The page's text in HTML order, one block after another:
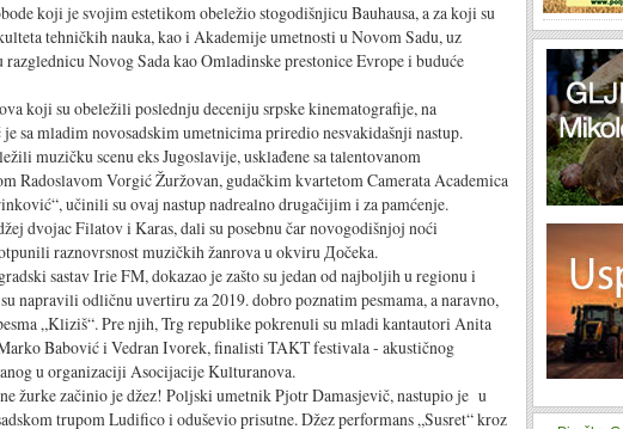
je svojim estetikom obeležio stogodišnjicu Bauhausa, a za koji su
tehničkih nauka, kao i Akademije umetnosti u Novom Sadu, uz
Novog Sada kao Omladinske prestonice Evrope i buduće
su obeležili poslednju deceniju srpske kinematografije, na
sa mladim novosadskim umetnicima priredio nesvakidašnji nastup.
muzičku scenu eks Jugoslavije, usklađene sa talentovanom
Radoslavom Vorgić Žuržovan, gudačkim kvartetom Camerata Academica
učinili su ovaj nastup nadrealno drugačijim i za pamćenje.
Filatov i Karas, dali su posebnu čar novogodišnjoj noći
raznovrsnost muzičkih žanrova u okviru Доčeka.
Irie FM, dokazao je zašto su jedan od najboljih u regionu i
napravili odličnu uvertiru za 2019. dobro poznatim pesmama, a naravno,
„Kliziš“. Pre njih, Trg republike pokrenuli su mladi kantautori Anita
Babović i Vedran Ivorek, finalisti TAKT festivala - akustičnog
u organizaciji Asocijacije Kulturanova.
začinio je džez! Poljski umetnik Pjotr Damasjevič, nastupio je u
trupom Ludifico i oduševio prisutne. Džez performans „Susret“ kroz